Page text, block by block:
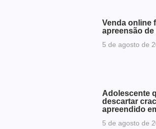
Venda online
apreensão
5 de agosto de
Adolescente
descartar
apreendido
5 de agosto de